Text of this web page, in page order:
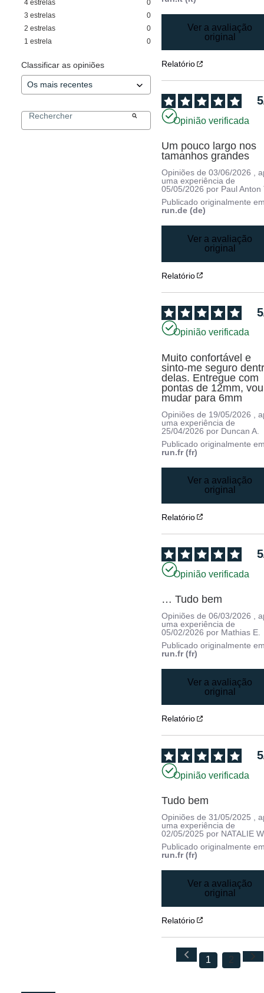
4 estrelas
0
3 estrelas
0
2 estrelas
0
1 estrela 0
Classificar as opiniões
Ver a avaliação
original
Relatório
5
Opinião verificada
Um pouco largo nos
tamanhos grandes
Opiniões de03/06/2026 ,
uma experiência de
05/05/2026 por Paul Anton
Publicado originalmente
run.de (de)
Ver a avaliação
original
Relatório
5
Opinião verificada
Muito confortável e
sinto-me seguro
delas. Entregue com
pontas de 12mm, vou
mudar para 6mm
Opiniões de 19/05/2026
,
uma experiência de
25/04/2026 por Duncan A.
Publicado originalmente
run.fr (fr)
Ver a avaliação
original
Relatório
5
Opinião verificada
… Tudo bem
Opiniões de06/03/2026
,
uma experiência de
05/02/2026 por Mathias E.
Publicado originalmente
run.fr (fr)
Ver a avaliação
original
Relatório
5
Opinião verificada
Tudo bem
Opiniões de31/05/2025 ,
uma experiência de
02/05/2025 por NATALIE
Publicado originalmente
run.fr (fr)
Ver a avaliação
original
Relatório
1 2